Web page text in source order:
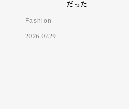
だった
Fashion
2026.07.29